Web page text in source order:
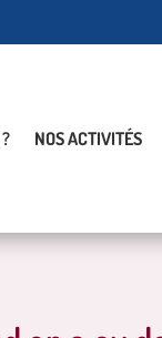
NOS ACTIVITÉS